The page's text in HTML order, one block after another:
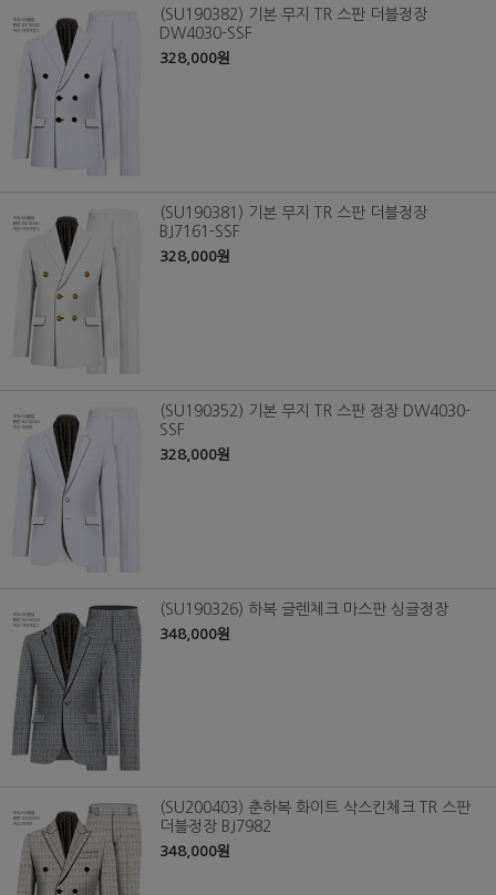
(SU190382) 기본 무지 TR 스판 더블정장
DW4030-SSF
328,000원
(SU190381) 기본 무지 TR 스판 더블정장
BJ7161-SSF
328,000원
(SU190352) 기본 무지 TR 스판 정장 DW4030-
SSF
328,000원
(SU190326) 하복 글렌체크 마스판 싱글정장
348,000원
(SU200403) 춘하복 화이트 삭스킨체크 TR 스판
더블정장 BJ7982
348,000원